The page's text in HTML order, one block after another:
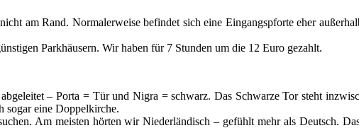
am Rand. Normalerweise befindet sich eine Eingangspforte eher
Parkhäusern. Wir haben für 7 Stunden um die 12 Euro gezahlt.
– Porta = Tür und Nigra = schwarz. Das Schwarze Tor steht
sogar eine Doppelkirche.
Am meisten hörten wir Niederländisch – gefühlt mehr als Deutsch.